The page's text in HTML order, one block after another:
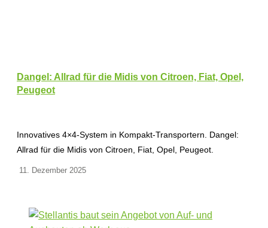
Dangel: Allrad für die Midis von Citroen, Fiat, Opel,
Peugeot
Innovatives 4×4-System in Kompakt-Transportern. Dangel:
Allrad für die Midis von Citroen, Fiat, Opel, Peugeot.
11. Dezember 2025